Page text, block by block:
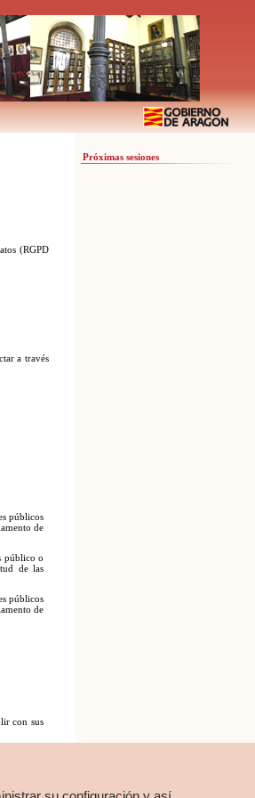
(RGPD
a través
públicos
de
público o
de las
públicos
de
con sus
Próximas sesiones